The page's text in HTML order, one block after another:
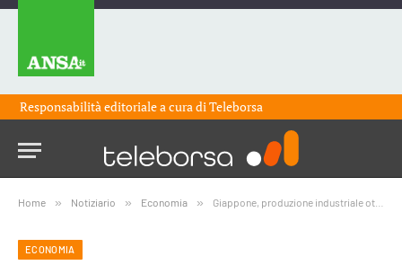
Responsabilità editoriale a cura diTeleborsa
Home » Notiziario » Economia » Giappone, produzione industriale ottobre in forte crescita
ECONOMIA